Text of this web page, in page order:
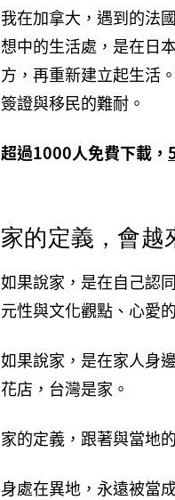
我在加拿大，遇到的法
想中的生活處，是在日
方，再重新建立起生活
簽證與移民的難耐。
超過1000人免費下載，
家的定義，會越
如果說家，是在自己認
元性與文化觀點、心愛
如果說家，是在家人身
花店，台灣是家。
家的定義，跟著與當地
身處在異地，永遠被當